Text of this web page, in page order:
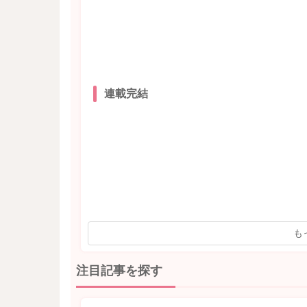
連載完結
も
注目記事を探す